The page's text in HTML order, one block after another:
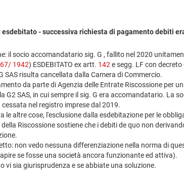
- successiva richiesta di pagamento debiti
il socio accomandatario sig. G , fallito nel 2020
1942) ESDEBITATO ex artt. 142 e segg. LF con
SAS risulta cancellata dalla Camera di Commercio.
da parte di Agenzia delle Entrate Riscossione per
G2 SAS, in cui sempre il sig. G era accomandatario. La
nel registro imprese dal 2019.
le altre cose, l'esclusione dalla esdebitazione per le
Riscossione sostiene che i debiti de quo non
non vedo nessuna differenziazione nella norma di
se fosse una società ancora funzionante ed attiva).
vi sia giurisprudenza e se abbiate una soluzione.